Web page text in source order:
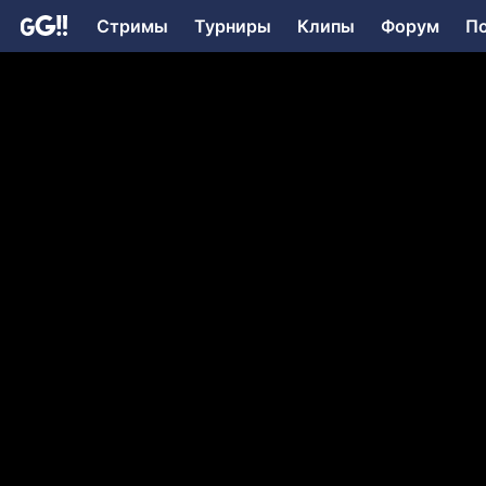
Стримы Турниры Клипы Форум